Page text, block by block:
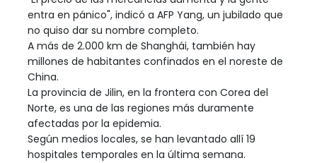
entra en pánico", indicó a AFP Yang, un jubilado que
no quiso dar su nombre completo.
A más de 2.000 km de Shanghái, también hay
millones de habitantes confinados en el noreste de
China.
La provincia de Jilin, en la frontera con Corea del
Norte, es una de las regiones más duramente
afectadas por la epidemia.
Según medios locales, se han levantado allí 19
hospitales temporales en la última semana.